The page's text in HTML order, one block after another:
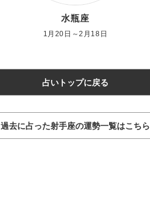
水瓶座
1月20日～2月18日
占いトップに戻る
過去に占った射手座の運勢一覧はこちら